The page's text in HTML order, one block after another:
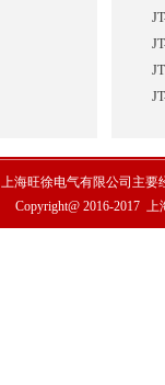
上海旺徐电气有限公司主要
Copyright@ 2016-2017 上